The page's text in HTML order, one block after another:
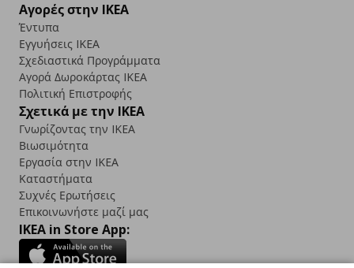
Αγορές στην IKEA
Έντυπα
Εγγυήσεις IKEA
Σχεδιαστικά Προγράμματα
Αγορά Δωρoκάρτας IKEA
Πολιτική Επιστροφής
Σχετικά με την IKEA
Γνωρίζοντας την IKEA
Βιωσιμότητα
Εργασία στην IKEA
Καταστήματα
Συχνές Ερωτήσεις
Επικοινωνήστε μαζί μας
IKEA in Store App: